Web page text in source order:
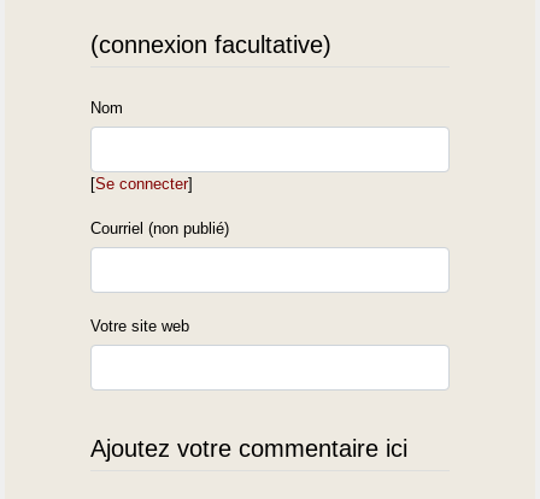
(connexion facultative)
Nom
[Se connecter]
Courriel (non publié)
Votre site web
Ajoutez votre commentaire ici